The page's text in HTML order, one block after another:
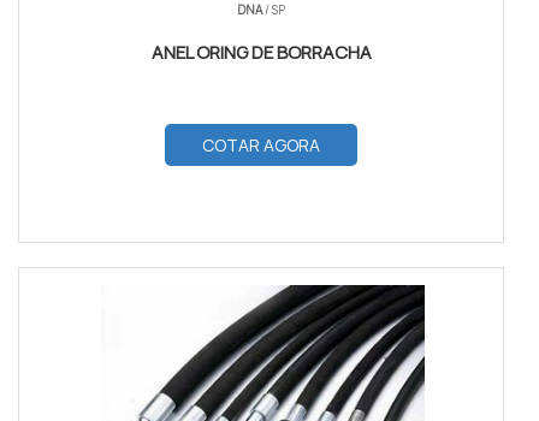
DNA/ SP
ANEL ORING DE BORRACHA
COTAR AGORA